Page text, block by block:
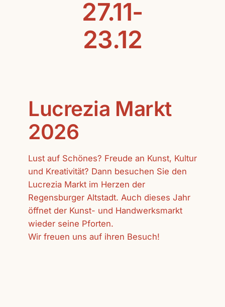
27.11-
23.12
Lucrezia Markt
2026
Lust auf Schönes? Freude an Kunst, Kultur
und Kreativität? Dann besuchen Sie den
Lucrezia Markt im Herzen der
Regensburger Altstadt. Auch dieses Jahr
öffnet der Kunst- und Handwerksmarkt
wieder seine Pforten.
Wir freuen uns auf ihren Besuch!